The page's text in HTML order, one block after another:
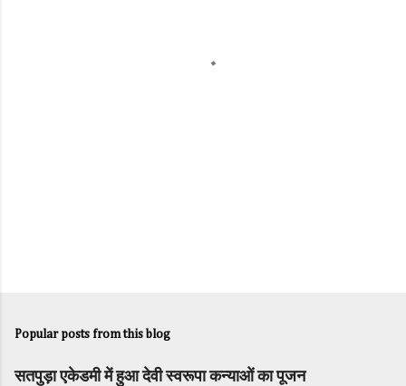
Popular posts from this blog
सतपुड़ा एकेडमी में हुआ देवी स्वरूपा कन्याओं का पूजन